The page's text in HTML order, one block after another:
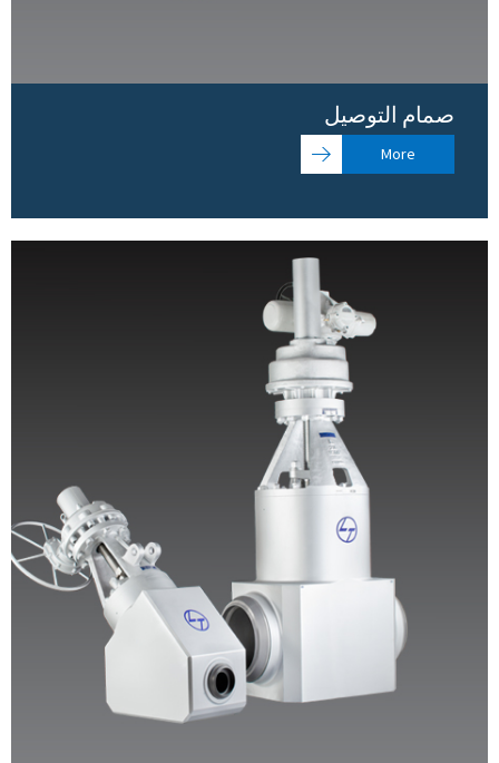
صمام التوصيل
More